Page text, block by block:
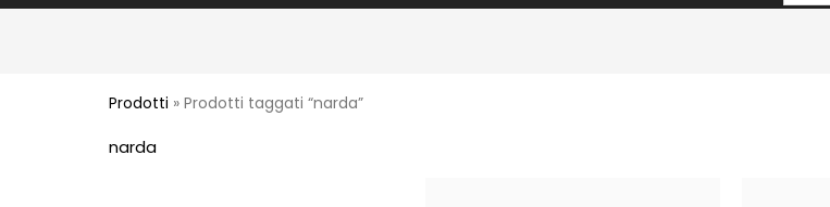
Prodotti » Prodotti taggati “narda”
narda